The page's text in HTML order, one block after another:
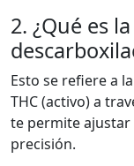
2. ¿Qué es
Esto se refiere a la
THC (activo) a
te permite
precisión.